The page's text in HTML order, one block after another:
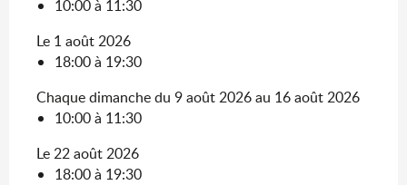
10:00 à 11:30
Le 1 août 2026
18:00 à 19:30
Chaque dimanche du 9 août 2026 au 16 août 2026
10:00 à 11:30
Le 22 août 2026
18:00 à 19:30